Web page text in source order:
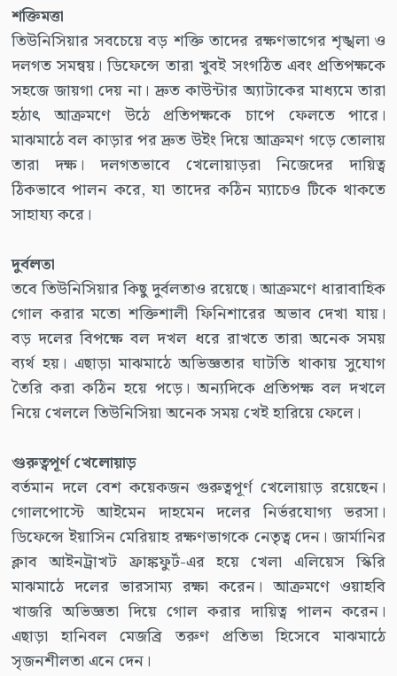
শক্তিমত্তা
তিউনিসিয়ার সবচেয়ে বড় শক্তি তাদের রক্ষণভাগের শৃঙ্খলা ও
দলগত সমন্বয়। ডিফেন্সে তারা খুবই সংগঠিত এবং প্রতিপক্ষকে
সহজে জায়গা দেয় না। দ্রুত কাউন্টার অ্যাটাকের মাধ্যমে তারা
হঠাৎ আক্রমণে উঠে প্রতিপক্ষকে চাপে ফেলতে পারে।
মাঝমাঠে বল কাড়ার পর দ্রুত উইং দিয়ে আক্রমণ গড়ে তোলায়
তারা দক্ষ। দলগতভাবে খেলোয়াড়রা নিজেদের দায়িত্ব
ঠিকভাবে পালন করে, যা তাদের কঠিন ম্যাচেও টিকে থাকতে
সাহায্য করে।
দুর্বলতা
তবে তিউনিসিয়ার কিছু দুর্বলতাও রয়েছে। আক্রমণে ধারাবাহিক
গোল করার মতো শক্তিশালী ফিনিশারের অভাব দেখা যায়।
বড় দলের বিপক্ষে বল দখল ধরে রাখতে তারা অনেক সময়
ব্যর্থ হয়। এছাড়া মাঝমাঠে অভিজ্ঞতার ঘাটতি থাকায় সুযোগ
তৈরি করা কঠিন হয়ে পড়ে। অন্যদিকে প্রতিপক্ষ বল দখলে
নিয়ে খেললে তিউনিসিয়া অনেক সময় খেই হারিয়ে ফেলে।
গুরুত্বপূর্ণ খেলোয়াড়
বর্তমান দলে বেশ কয়েকজন গুরুত্বপূর্ণ খেলোয়াড় রয়েছেন।
গোলপোস্টে আইমেন দাহমেন দলের নির্ভরযোগ্য ভরসা।
ডিফেন্সে ইয়াসিন মেরিয়াহ রক্ষণভাগকে নেতৃত্ব দেন। জার্মানির
ক্লাব আইনট্রাখট ফ্রাঙ্কফুর্ট-এর হয়ে খেলা এলিয়েস স্কিরি
মাঝমাঠে দলের ভারসাম্য রক্ষা করেন। আক্রমণে ওয়াহবি
খাজরি অভিজ্ঞতা দিয়ে গোল করার দায়িত্ব পালন করেন।
এছাড়া হানিবল মেজব্রি তরুণ প্রতিভা হিসেবে মাঝমাঠে
সৃজনশীলতা এনে দেন।